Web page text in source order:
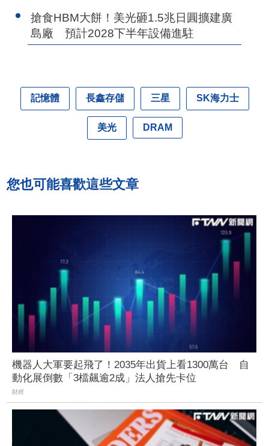
搶食HBM大餅！美光砸1.5兆日圓擴建廣
島廠 預計2028下半年設備進駐
記憶體 長鑫存儲 三星 SK海力士
美光 DRAM
您也可能喜歡這些文章
機器人大軍要起飛了！2035年出貨上看1300萬台 自
動化展倒數「3檔飆逾2成」法人搶先卡位
財經